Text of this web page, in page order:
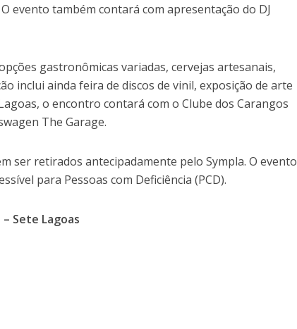
evento também contará com apresentação do DJ
gastronômicas variadas, cervejas artesanais,
inclui ainda feira de discos de vinil, exposição de arte
o encontro contará com o Clube dos Carangos
The Garage.
ser retirados antecipadamente pelo Sympla. O evento
para Pessoas com Deficiência (PCD).
Sete Lagoas